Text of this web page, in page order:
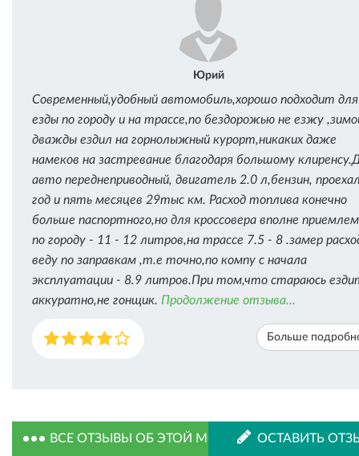
Юрий
Современный,удобный автомобиль,хорошо подходит для
езды по городу и на трассе,по бездорожью не езжу
дважды ездил на горнолыжный курорт,никаких даже
намеков на застревание благодаря большому
авто переднеприводный, двигатель 2.0 л,бензин,
год и пять месяцев 29тыс км. Расход топлива конечно
больше паспортного,но для кроссовера вполне
по городу - 11 - 12 литров,на трассе 7.5 - 8 .замер
веду по заправкам ,т.е точно,по компу с начала
эксплуатации - 8.9 литров.При том,что стараюсь
аккуратно,не гонщик. Продолжение отзыва...
Больше
ВСЕ ОТЗЫВЫ ОБ ЭТОЙ МОДЕЛИ ОСТАВИТЬ